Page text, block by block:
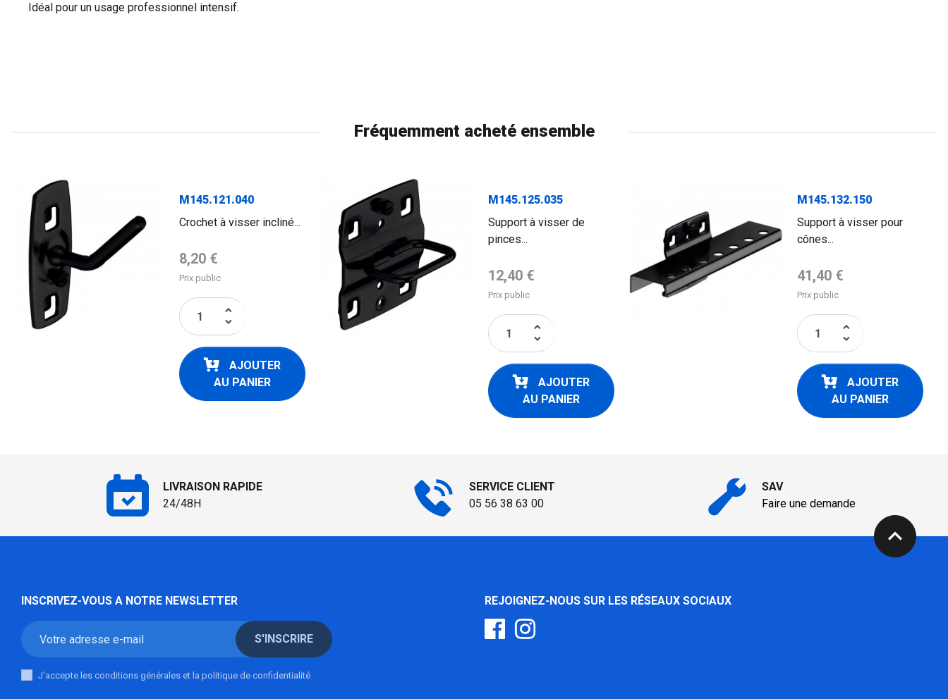
Idéal pour un usage professionnel intensif.
Fréquemment acheté ensemble
M145.121.040
Crochet à visser incliné...
Prix de base
8,20 €
Prix public
keyboard_arrow_up
keyboard_arrow_down
AJOUTER
AU PANIER
M145.125.035
Support à visser de
pinces...
Prix de base
12,40 €
Prix public
keyboard_arrow_up
keyboard_arrow_down
AJOUTER
AU PANIER
M145.132.150
Support à visser pour
cônes...
Prix de base
41,40 €
Prix public
keyboard_arrow_up
keyboard_arrow_down
AJOUTER
AU PANIER
LIVRAISON RAPIDE
24/48H
SERVICE CLIENT
05 56 38 63 00
SAV
Faire une demande
expand_less
INSCRIVEZ-VOUS A NOTRE NEWSLETTER
S'INSCRIRE
J'accepte les conditions générales et la politique de confidentialité
REJOIGNEZ-NOUS SUR LES RÉSEAUX SOCIAUX